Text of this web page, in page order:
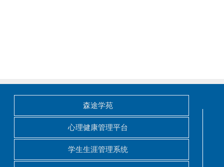
森途学苑
心理健康管理平台
学生生涯管理系统